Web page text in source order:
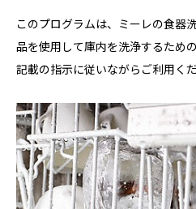
このプログラムは、ミーレの食器
品を使用して庫内を洗浄するため
記載の指示に従いながらご利用くだ